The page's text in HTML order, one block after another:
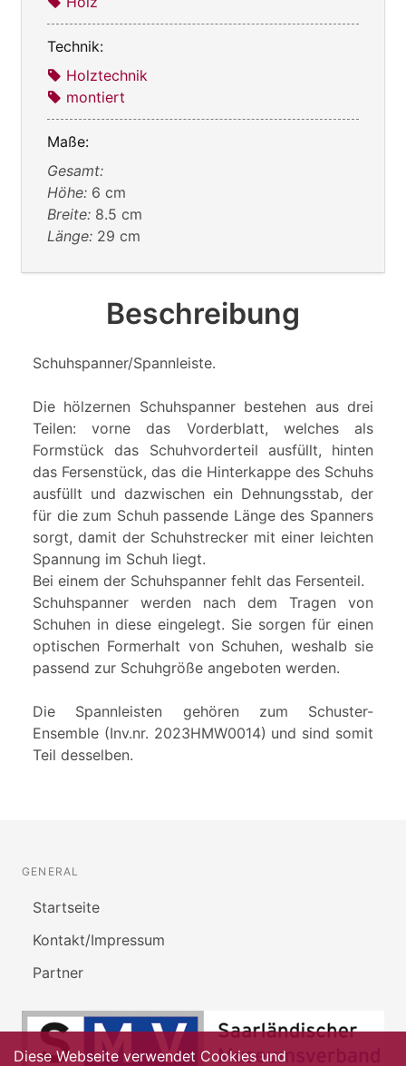
Technik:
Holztechnik
montiert
Maße:
Gesamt:
Höhe: 6 cm
Breite: 8.5 cm
Länge: 29 cm
Beschreibung
Schuhspanner/Spannleiste.
Die hölzernen Schuhspanner bestehen aus drei
Teilen: vorne das Vorderblatt, welches als
Formstück das Schuhvorderteil ausfüllt, hinten
das Fersenstück, das die Hinterkappe des Schuhs
ausfüllt und dazwischen ein Dehnungsstab, der
für die zum Schuh passende Länge des Spanners
sorgt, damit der Schuhstrecker mit einer leichten
Spannung im Schuh liegt.
Bei einem der Schuhspanner fehlt das Fersenteil.
Schuhspanner werden nach dem Tragen von
Schuhen in diese eingelegt. Sie sorgen für einen
optischen Formerhalt von Schuhen, weshalb sie
passend zur Schuhgröße angeboten werden.
Die Spannleisten gehören zum Schuster-
Ensemble (Inv.nr. 2023HMW0014) und sind somit
Teil desselben.
GENERAL
Startseite
Kontakt/Impressum
Partner
Diese Webseite verwendet Cookies und